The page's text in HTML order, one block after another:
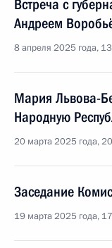
Встреча с
Андреем
8 апреля 2025 года,
Мария Львова-
Народную
20 марта 2025 года,
Заседание
19 марта 2025 года,